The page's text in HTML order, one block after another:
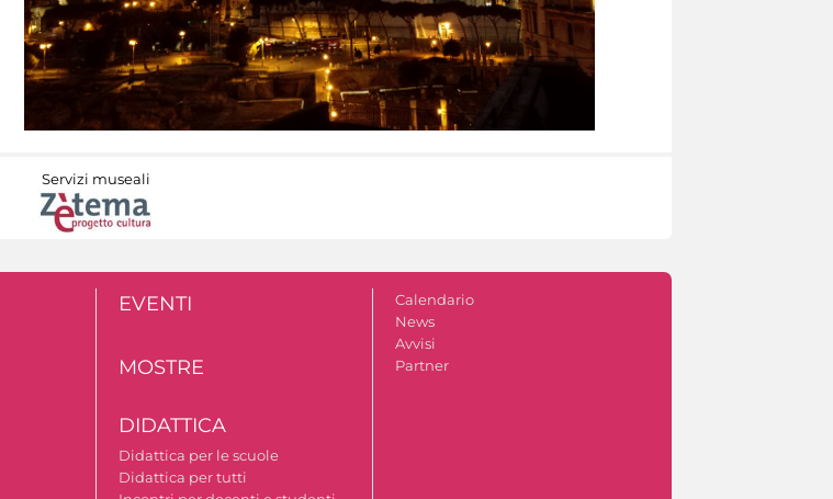
Servizi museali
EVENTI
MOSTRE
DIDATTICA
Didattica per le scuole
Didattica per tutti
Calendario
News
Avvisi
Partner